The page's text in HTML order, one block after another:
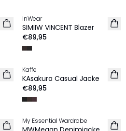
NEU
InWear
SIMIIW VINCENT Blazer
€89,95
NEU
Kaffe
KAsakura Casual Jacke
€89,95
NEU
My Essential Wardrobe